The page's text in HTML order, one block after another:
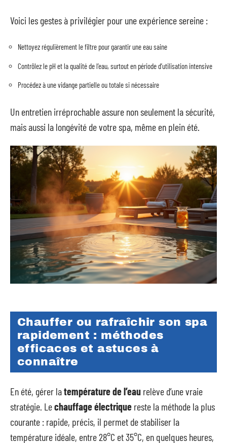
Voici les gestes à privilégier pour une expérience sereine :
Nettoyez régulièrement le filtre pour garantir une eau saine
Contrôlez le pH et la qualité de l’eau, surtout en période d’utilisation intensive
Procédez à une vidange partielle ou totale si nécessaire
Un entretien irréprochable assure non seulement la sécurité,
mais aussi la longévité de votre spa, même en plein été.
Chauffer ou rafraîchir son spa
rapidement : méthodes
efficaces et astuces à
connaître
En été, gérer latempérature de l’eau relève d’une vraie
stratégie. Lechauffage électrique reste la méthode la plus
courante : rapide, précis, il permet de stabiliser la
température idéale, entre 28°C et 35°C, en quelques heures,